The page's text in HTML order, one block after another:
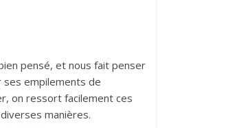
pensé, et nous fait penser
ses empilements de
on ressort facilement ces
manières.